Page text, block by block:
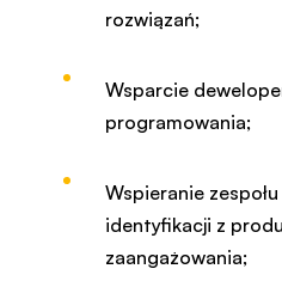
rozwiązań;
Wsparcie
programowania;
Wspieranie
identyfikacji z
zaangażowania;